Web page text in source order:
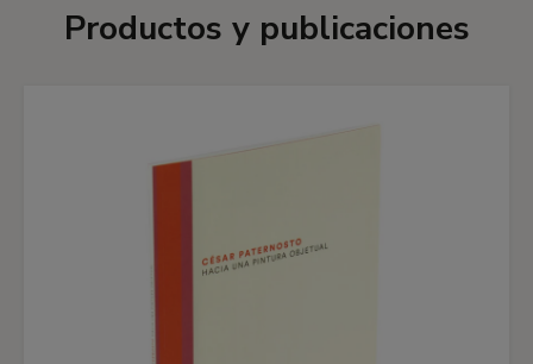
Productos y publicaciones